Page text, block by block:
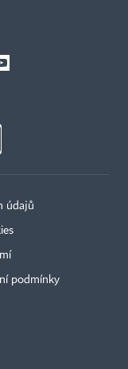
údajů
podmínky